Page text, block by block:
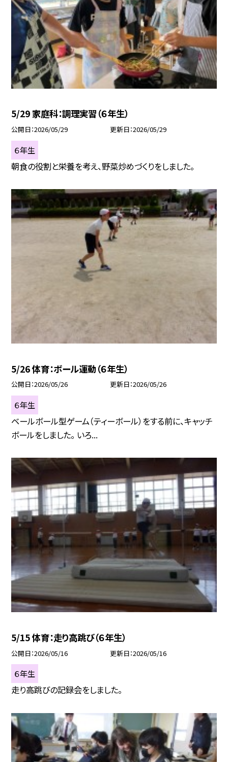
5/29 家庭科：調理実習（６年生）
公開日 2026/05/29 更新日 2026/05/29
６年生
朝食の役割と栄養を考え、野菜炒めづくりをしました。
5/26 体育：ボール運動（６年生）
公開日 2026/05/26 更新日 2026/05/26
６年生
ベールボール型ゲーム（ティーボール）をする前に、キャッチ
ボールをしました。 いろ...
5/15 体育：走り高跳び（６年生）
公開日 2026/05/16 更新日 2026/05/16
６年生
走り高跳びの記録会をしました。